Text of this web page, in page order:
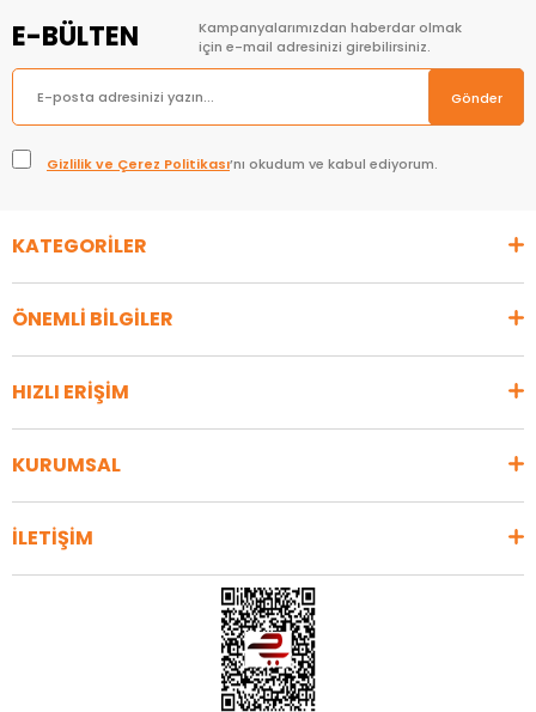
E-BÜLTEN
Kampanyalarımızdan haberdar olmak
için e-mail adresinizi girebilirsiniz.
Gönder
Gizlilik ve Çerez Politikası’nı okudum ve kabul ediyorum.
KATEGORİLER
ÖNEMLİ BİLGİLER
HIZLI ERİŞİM
KURUMSAL
İLETİŞİM